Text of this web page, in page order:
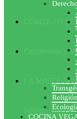
COMENZÓ
Coronavirus y
LA MAFIA
biólogo francés
COCINA